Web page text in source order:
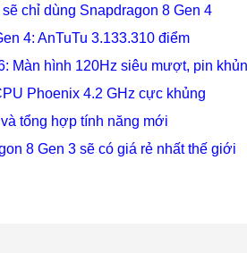
chỉ dùng Snapdragon 8 Gen 4
4: AnTuTu 3.133.310 điểm
Màn hình 120Hz siêu mượt, pin
Phoenix 4.2 GHz cực khủng
tổng hợp tính năng mới
8 Gen 3 sẽ có giá rẻ nhất thế giới